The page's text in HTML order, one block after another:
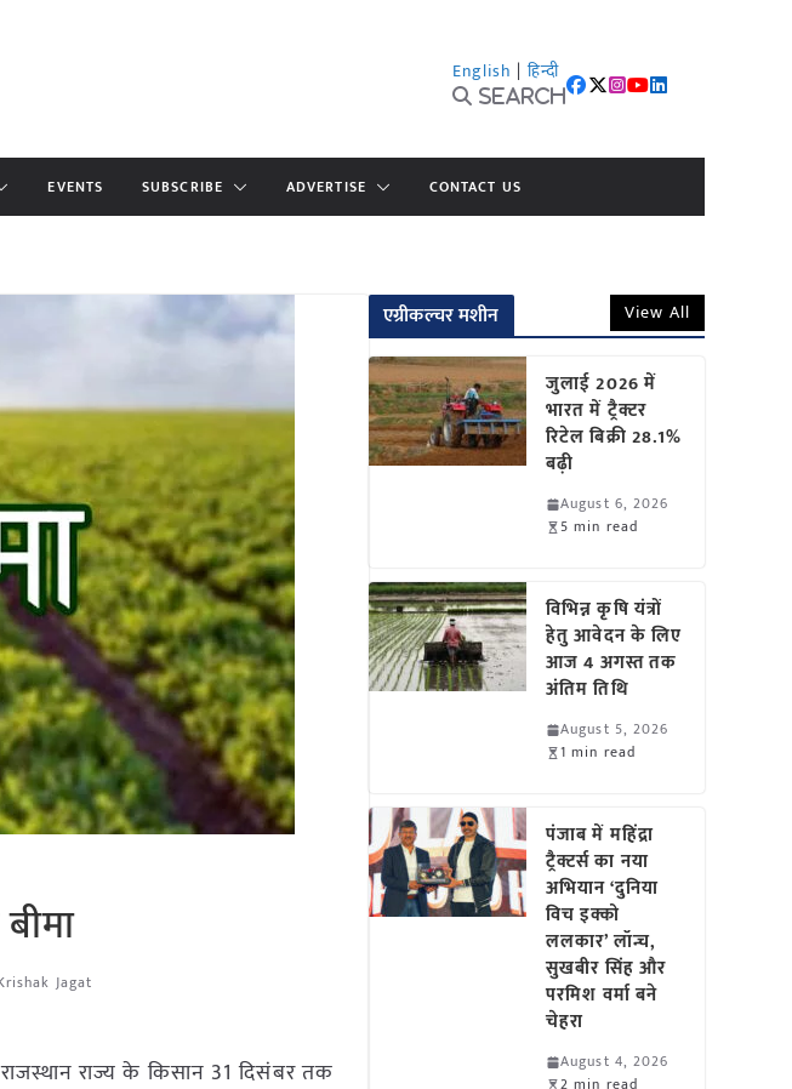
English | हिन्दी
Search
EVENTS SUBSCRIBE ADVERTISE CONTACT US
Jagat
राजस्थान राज्य के किसान 31 दिसंबर तक
एग्रीकल्चर मशीन View All
जुलाई 2026 में
भारत में ट्रैक्टर
रिटेल बिक्री 28.1%
बढ़ी
August 6, 2026
5 min read
विभिन्न कृषि यंत्रों
हेतु आवेदन के लिए
आज 4 अगस्त तक
अंतिम तिथि
August 5, 2026
1 min read
पंजाब में महिंद्रा
ट्रैक्टर्स का नया
अभियान ‘दुनिया
विच इक्को
ललकार’ लॉन्च,
सुखबीर सिंह और
परमिश वर्मा बने
चेहरा
August 4, 2026
2 min read